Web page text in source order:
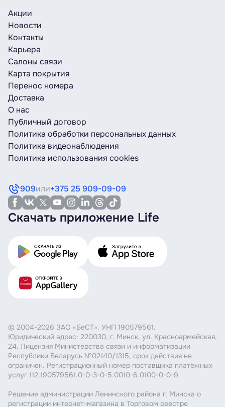
Акции
Новости
Контакты
Карьера
Салоны связи
Карта покрытия
Перенос номера
Доставка
О нас
Публичный договор
Политика обработки персональных данных
Политика видеонаблюдения
Политика использования cookies
909или+375 25 909-09-09
Скачать приложение Life
© 2004-2026 ЗАО «БеСТ». УНП 190579561.
Юридический адрес: 220030, г. Минск, ул. Красноармейская,
24. Лицензия Министерства связи и информатизации
Республики Беларусь №02140/1315, срок действия не
ограничен. Регистрационный номер поставщика платёжных
услуг 112.190579561.0-0-3-0-5.0010-6.0100-0-0-9.
Решение администрации Ленинского района г. Минска о
регистрации интернет-магазина в Торговом реестре